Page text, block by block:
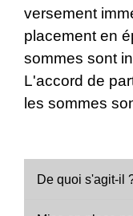
versement
placement en
sommes sont
L'accord de
les sommes
De quoi s'agit-il